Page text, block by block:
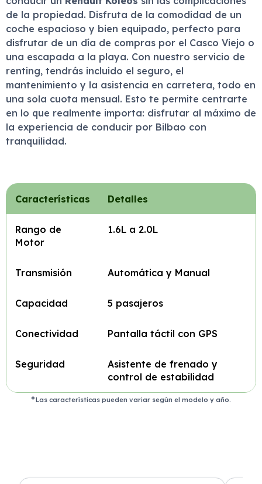
de la propiedad. Disfruta de la comodidad de un
coche espacioso y bien equipado, perfecto para
disfrutar de un día de compras por el Casco Viejo o
una escapada a la playa. Con nuestro servicio de
renting, tendrás incluido el seguro, el
mantenimiento y la asistencia en carretera, todo en
una sola cuota mensual. Esto te permite centrarte
en lo que realmente importa: disfrutar al máximo de
la experiencia de conducir por Bilbao con
tranquilidad.
Características Detalles
Rango de
Motor
1.6L a 2.0L
Transmisión Automática y Manual
Capacidad 5 pasajeros
Conectividad Pantalla táctil con GPS
Seguridad
Asistente de frenado y
control de estabilidad
Las características pueden variar según el modelo y año.